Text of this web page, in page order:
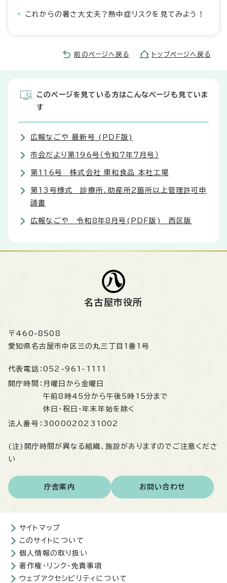
これからの暑さ大丈夫？熱中症リスクを見てみよう！
前のページへ戻る トップページへ戻る
このページを見ている方はこんなページも見ていま
す
広報なごや 最新号 (PDF版)
市会だより第196号（令和7年7月号）
第116号 株式会社 東和食品 本社工場
第13号様式 診療所、助産所2箇所以上管理許可申
請書
広報なごや 令和8年8月号(PDF版) 西区版
名古屋市役所
〒460-8508
愛知県名古屋市中区三の丸三丁目1番1号
代表電話： 052-961-1111
開庁時間： 月曜日から金曜日
午前8時45分から午後5時15分まで
休日・祝日・年末年始を除く
法人番号： 3000020231002
(注)開庁時間が異なる組織、施設がありますのでご注意くださ
い
庁舎案内 お問い合わせ
サイトマップ
このサイトについて
個人情報の取り扱い
著作権・リンク・免責事項
ウェブアクセシビリティについて